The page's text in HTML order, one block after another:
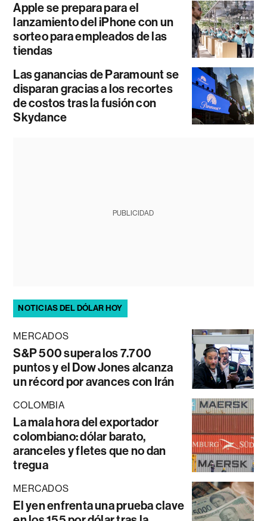
Apple se prepara para el
lanzamiento del iPhone con un
sorteo para empleados de las
tiendas
Las ganancias de Paramount se
disparan gracias a los recortes
de costos tras la fusión con
Skydance
PUBLICIDAD
NOTICIAS DEL DÓLAR HOY
MERCADOS
S&P 500 supera los 7.700
puntos y el Dow Jones alcanza
un récord por avances con Irán
COLOMBIA
La mala hora del exportador
colombiano: dólar barato,
aranceles y fletes que no dan
tregua
MERCADOS
El yen enfrenta una prueba clave